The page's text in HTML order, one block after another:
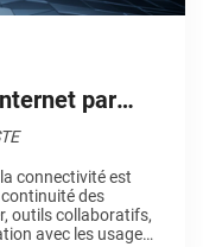
par
pour les
connectivité est
des
outils collaboratifs,
avec les usagers